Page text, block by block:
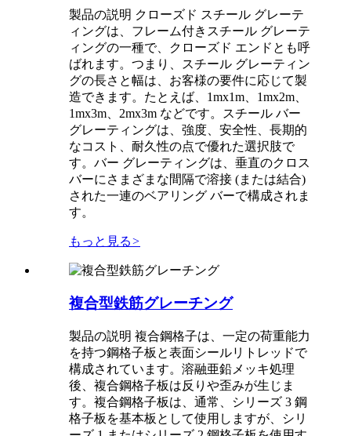
製品の説明 クローズド スチール グレーテ
ィングは、フレーム付きスチール グレーテ
ィングの一種で、クローズド エンドとも呼
ばれます。つまり、スチール グレーティン
グの長さと幅は、お客様の要件に応じて製
造できます。たとえば、1mx1m、1mx2m、
1mx3m、2mx3m などです。スチール バー
グレーティングは、強度、安全性、長期的
なコスト、耐久性の点で優れた選択肢で
す。バー グレーティングは、垂直のクロス
バーにさまざまな間隔で溶接 (または結合)
された一連のベアリング バーで構成されま
す。
もっと見る>
複合型鉄筋グレーチング
製品の説明 複合鋼格子は、一定の荷重能力
を持つ鋼格子板と表面シールリトレッドで
構成されています。溶融亜鉛メッキ処理
後、複合鋼格子板は反りや歪みが生じま
す。複合鋼格子板は、通常、シリーズ 3 鋼
格子板を基本板として使用しますが、シリ